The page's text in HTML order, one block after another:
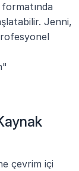
Jenni,
çevrim içi